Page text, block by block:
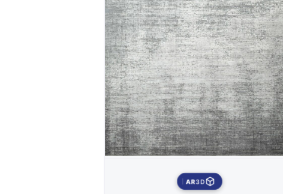
3D
AR